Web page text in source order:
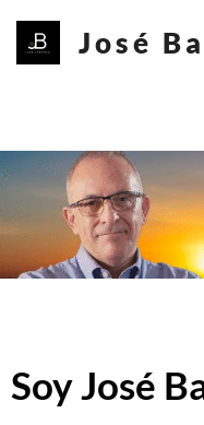
José
Soy José